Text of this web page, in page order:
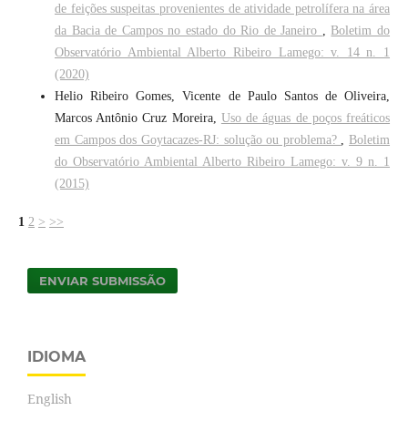
de feições suspeitas provenientes de atividade petrolífera na área
da Bacia de Campos no estado do Rio de Janeiro
Boletim do
Observatório Ambiental Alberto Ribeiro Lamego: v. 14 n. 1
(2020)
Helio Ribeiro Gomes, Vicente de Paulo Santos de Oliveira,
Marcos Antônio Cruz Moreira, Uso de águas de poços freáticos
em Campos dos Goytacazes-RJ: solução ou problema?
Boletim
do Observatório Ambiental Alberto Ribeiro Lamego: v. 9 n. 1
(2015)
1 2 > >>
ENVIAR SUBMISSÃO
IDIOMA
English